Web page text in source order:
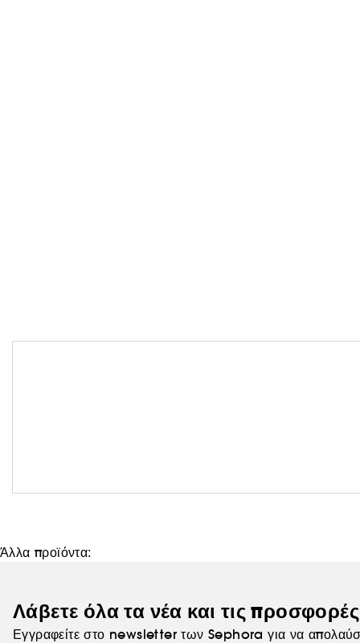
Άλλα προϊόντα:
Λάβετε όλα τα νέα και τις
Εγγραφείτε στο newsletter των Sephora για να